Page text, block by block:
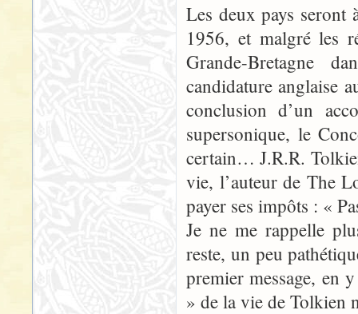
Les deux pays seront
1956, et malgré les
Grande-Bretagne
candidature anglaise
conclusion d’un
supersonique, le
certain… J.R.R.
vie, l’auteur de The
payer ses impôts : «
Je ne me rappelle
reste, un peu
premier message, en
» de la vie de Tolkien